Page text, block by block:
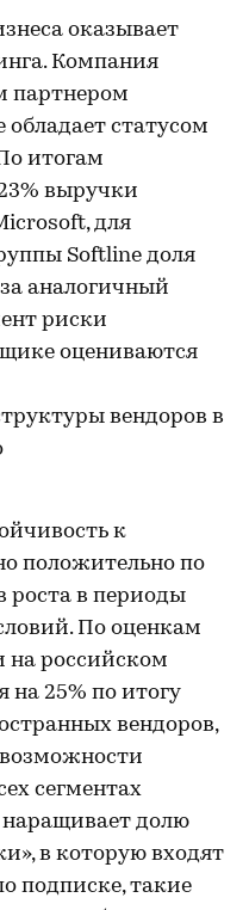
оказывает
Компания
партнером
статусом
итогам
выручки
для
Softline доля
аналогичный
риски
оцениваются
вендоров в
к
положительно по
роста в периоды
По оценкам
на российском
на 25% по итогу
вендоров,
сегментах
наращивает долю
в которую входят
подписке, такие